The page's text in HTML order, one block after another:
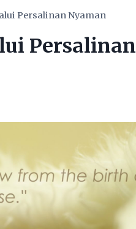
Persalinan Nyaman
Persalinan